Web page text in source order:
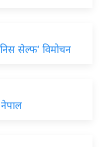
सेल्फ’ विमोचन
नेपाल